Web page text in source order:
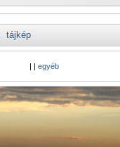
tájkép
| | egyéb